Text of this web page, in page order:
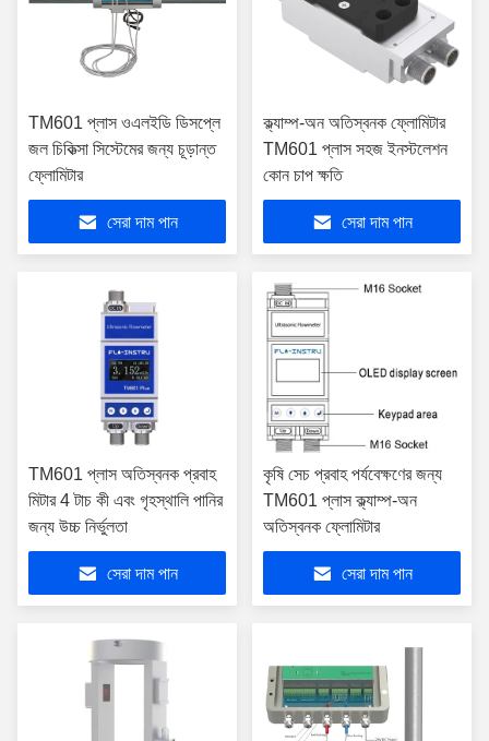
TM601 প্লাস ওএলইডি ডিসপ্লে
জল চিকিত্সা সিস্টেমের জন্য চূড়ান্ত
ফ্লোমিটার
সেরা দাম পান
ক্ল্যাম্প-অন অতিস্বনক ফ্লোমিটার
TM601 প্লাস সহজ ইনস্টলেশন
কোন চাপ ক্ষতি
সেরা দাম পান
TM601 প্লাস অতিস্বনক প্রবাহ
মিটার 4 টাচ কী এবং গৃহস্থালি পানির
জন্য উচ্চ নির্ভুলতা
সেরা দাম পান
কৃষি সেচ প্রবাহ পর্যবেক্ষণের জন্য
TM601 প্লাস ক্ল্যাম্প-অন
অতিস্বনক ফ্লোমিটার
সেরা দাম পান